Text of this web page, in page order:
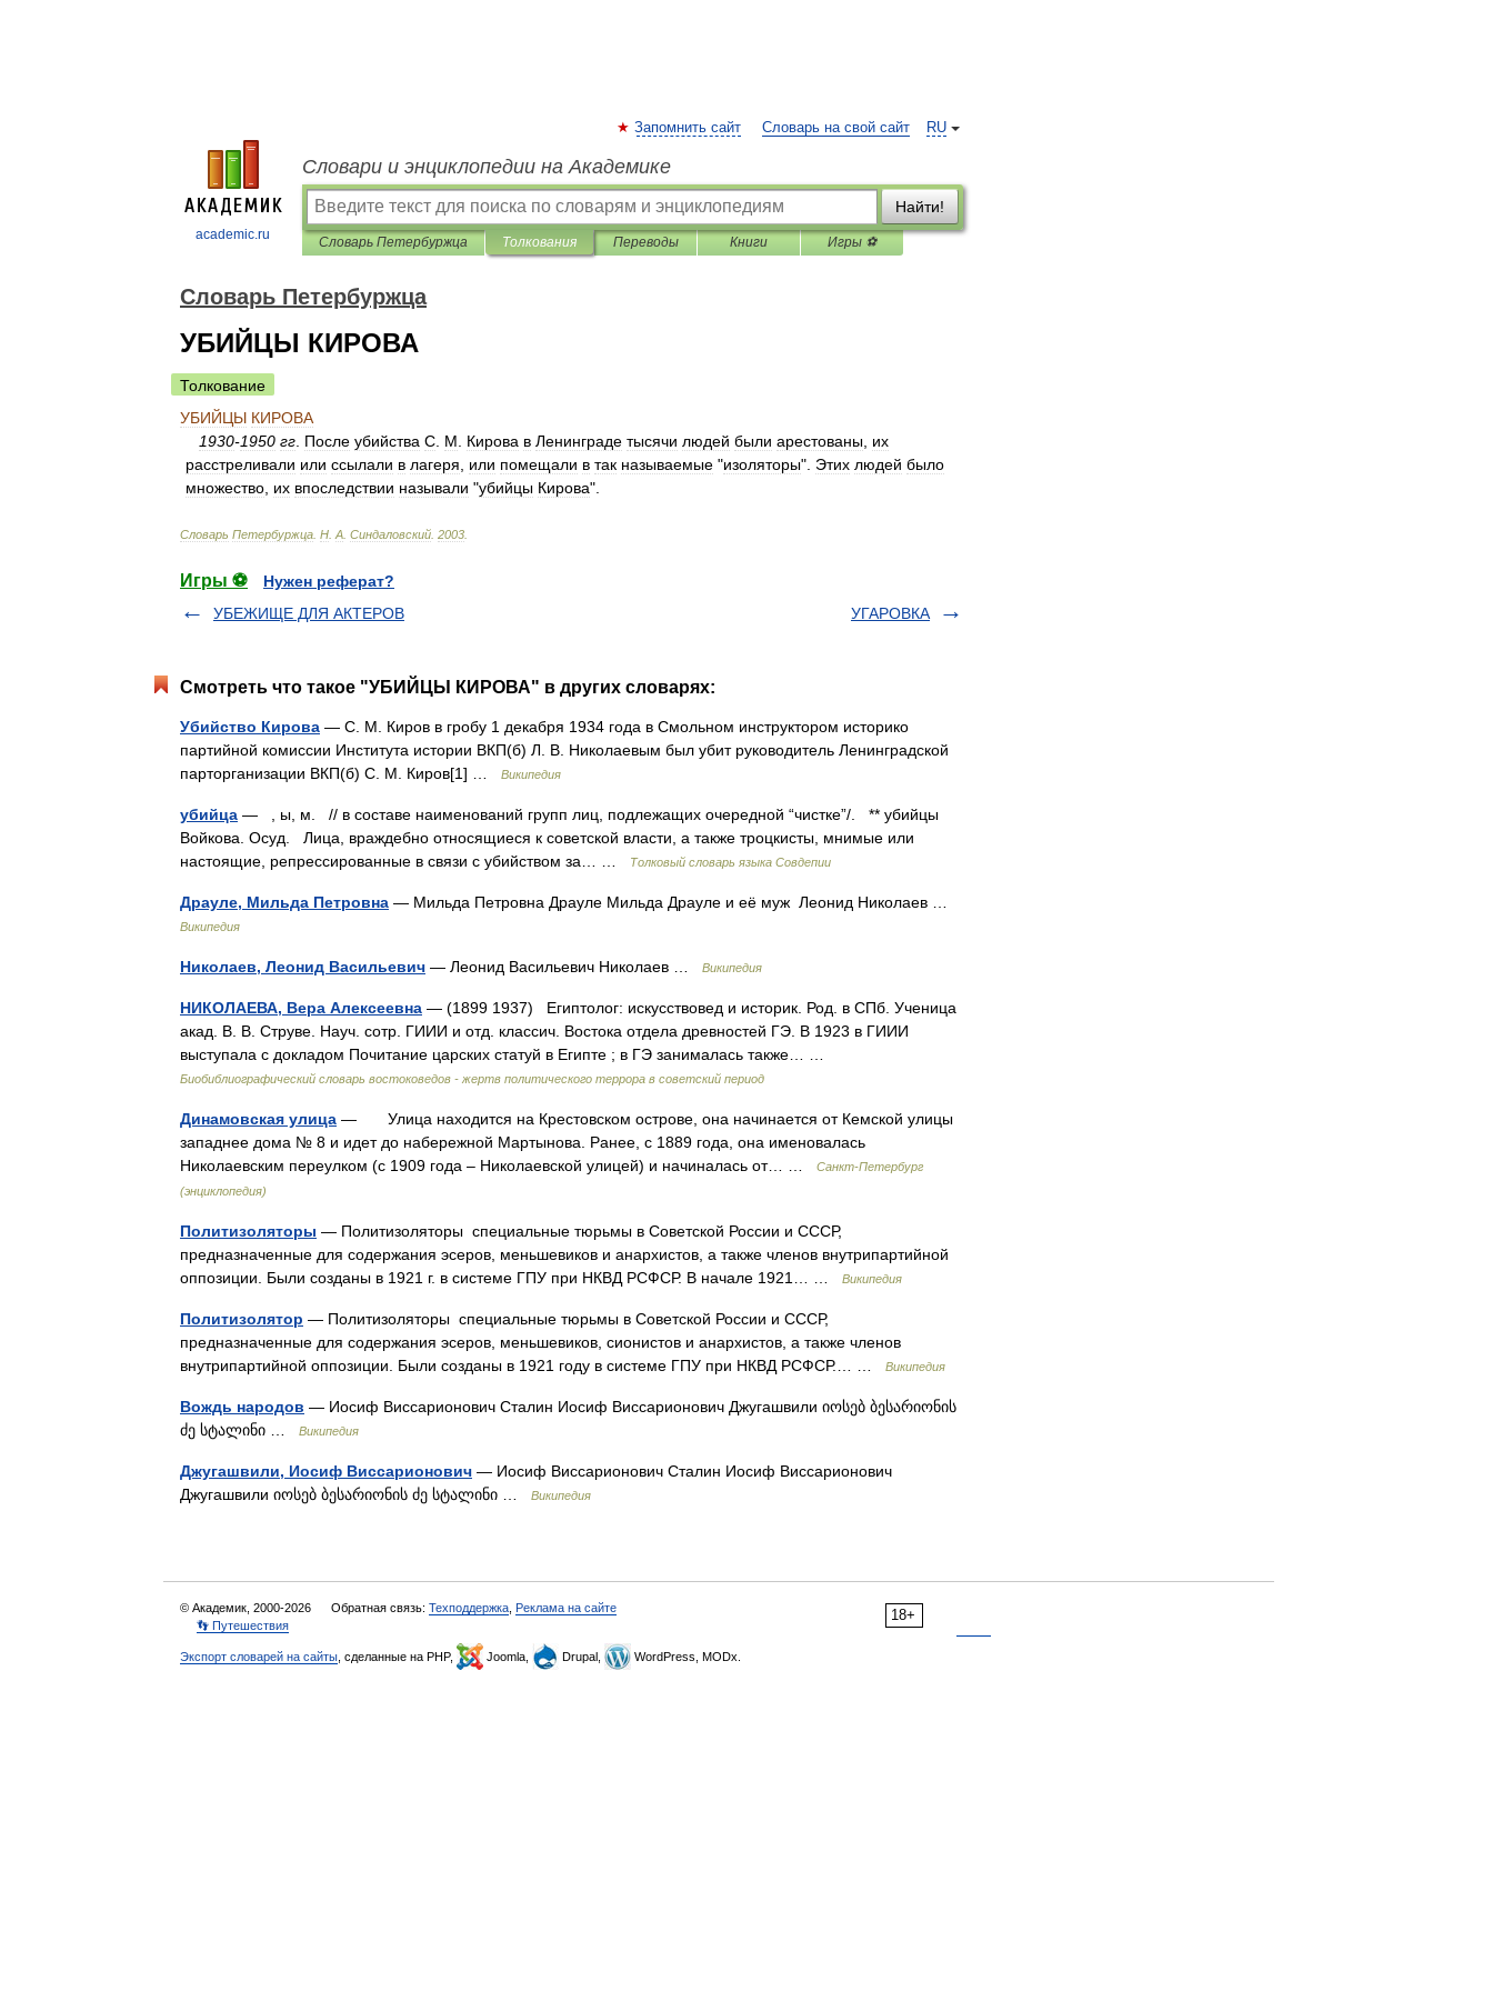
academic.ru
RU
Запомнить сайт Словарь на свой сайт
Словари и энциклопедии на Академике
Найти!
Словарь Петербуржца Толкования Переводы Книги Игры ⚽
Словарь Петербуржца
УБИЙЦЫ КИРОВА
Толкование
УБИЙЦЫ КИРОВА
1930-1950 гг После убийства С М Кирова в Ленинграде тысячи людей были арестованы их
расстреливали или ссылали в лагеря или помещали в так называемые "изоляторы". Этих людей было
множество их впоследствии называли "убийцы Кирова".
Словарь Петербуржца Н А Синдаловский 2003
Игры ⚽
Нужен реферат?
УБЕЖИЩЕ ДЛЯ АКТЕРОВ
УГАРОВКА
Смотреть что такое "УБИЙЦЫ КИРОВА" в других словарях:
Убийство Кирова — С. М. Киров в гробу 1 декабря 1934 года в Смольном инструктором историко
партийной комиссии Института истории ВКП(б) Л. В. Николаевым был убит руководитель Ленинградской
парторганизации ВКП(б) С. М. Киров[1] …
Википедия
убийца — , ы, м. // в составе наименований групп лиц, подлежащих очередной “чистке”/. ** убийцы
Войкова. Осуд. Лица, враждебно относящиеся к советской власти, а также троцкисты, мнимые или
настоящие, репрессированные в связи с убийством за… …
Толковый словарь языка Совдепии
Драуле, Мильда Петровна — Мильда Петровна Драуле Мильда Драуле и её муж Леонид Николаев …
Википедия
Николаев, Леонид Васильевич — Леонид Васильевич Николаев … Википедия
НИКОЛАЕВА, Вера Алексеевна — (1899 1937) Eгиптолог: искусствовед и историк. Род. в СПб. Ученица
акад. В. В. Струве. Науч. сотр. ГИИИ и отд. классич. Востока отдела древностей ГЭ. В 1923 в ГИИИ
выступала с докладом Почитание царских статуй в Египте ; в ГЭ занималась также… …
Биобиблиографический словарь востоковедов - жертв политического террора в советский период
Динамовская улица — Улица находится на Крестовском острове, она начинается от Кемской улицы
западнее дома № 8 и идет до набережной Мартынова. Ранее, с 1889 года, она именовалась
Николаевским переулком (с 1909 года – Николаевской улицей) и начиналась от… …
Санкт-Петербург
(энциклопедия)
Политизоляторы — Политизоляторы специальные тюрьмы в Советской России и СССР,
предназначенные для содержания эсеров, меньшевиков и анархистов, а также членов внутрипартийной
оппозиции. Были созданы в 1921 г. в системе ГПУ при НКВД РСФСР. В начале 1921… …
Википедия
Политизолятор — Политизоляторы специальные тюрьмы в Советской России и СССР,
предназначенные для содержания эсеров, меньшевиков, сионистов и анархистов, а также членов
внутрипартийной оппозиции. Были созданы в 1921 году в системе ГПУ при НКВД РСФСР.… …
Википедия
Вождь народов — Иосиф Виссарионович Сталин Иосиф Виссарионович Джугашвили იოსებ ბესარიონის
ძე სტალინი …
Википедия
Джугашвили, Иосиф Виссарионович — Иосиф Виссарионович Сталин Иосиф Виссарионович
Джугашвили იოსებ ბესარიონის ძე სტალინი …
Википедия
18+
© Академик, 2000-2026 Обратная связь: Техподдержка Реклама на сайте
👣 Путешествия
Экспорт словарей на сайты , сделанные на PHP, Joomla, Drupal, WordPress, MODx.